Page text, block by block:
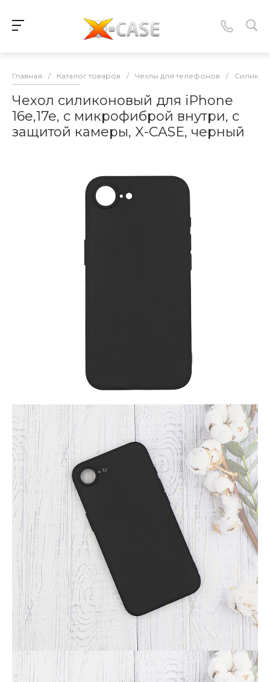
Главная / Каталог товаров / Чехлы для телефонов /
Чехол силиконовый для iPhone
16e,17e, с микрофиброй внутри, с
защитой камеры, X-CASE, черный